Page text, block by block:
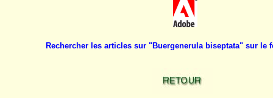
Rechercher les articles sur "Buergenerula biseptata" sur le